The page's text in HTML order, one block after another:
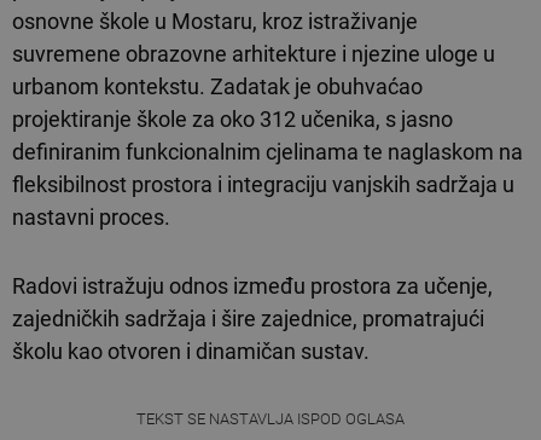
osnovne škole u Mostaru, kroz istraživanje
suvremene obrazovne arhitekture i njezine uloge u
urbanom kontekstu. Zadatak je obuhvaćao
projektiranje škole za oko 312 učenika, s jasno
definiranim funkcionalnim cjelinama te naglaskom na
fleksibilnost prostora i integraciju vanjskih sadržaja u
nastavni proces.
Radovi istražuju odnos između prostora za učenje,
zajedničkih sadržaja i šire zajednice, promatrajući
školu kao otvoren i dinamičan sustav.
TEKST SE NASTAVLJA ISPOD OGLASA